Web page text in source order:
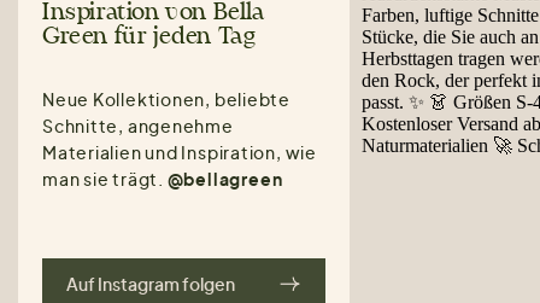
Inspiration von Bella
Green für jeden Tag
Neue Kollektionen, beliebte
Schnitte, angenehme
Materialien und Inspiration, wie
man sie trägt. @bellagreen
Auf Instagram folgen